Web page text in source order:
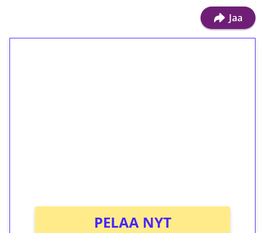
Jaa
PELAA NYT